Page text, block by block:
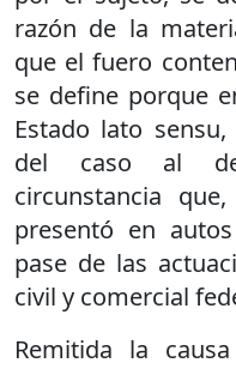
razón de la
que el fuero
se define porque
Estado lato
del caso al
circunstancia
presentó en
pase de las
civil y comercial
Remitida la